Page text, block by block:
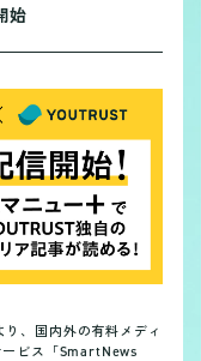
始
り、国内外の有料メディ
ービス「SmartNews